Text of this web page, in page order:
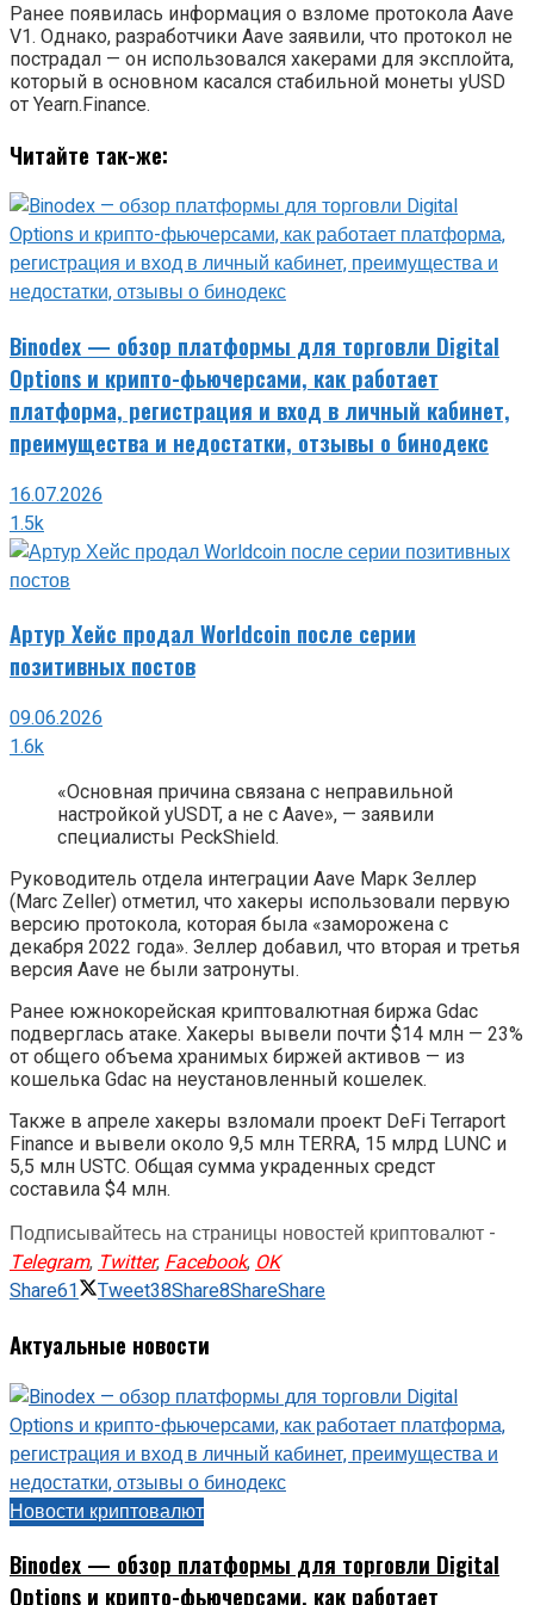
Ранее появилась информация о взломе протокола Aave
V1. Однако, разработчики Aave заявили, что протокол не
пострадал — он использовался хакерами для эксплойта,
который в основном касался стабильной монеты yUSD
от Yearn.Finance.
Читайте так-же:
Binodex — обзор платформы для торговли Digital
Options и крипто-фьючерсами, как работает
платформа, регистрация и вход в личный кабинет,
преимущества и недостатки, отзывы о бинодекс
16.07.2026
1.5k
Артур Хейс продал Worldcoin после серии
позитивных постов
09.06.2026
1.6k
«Основная причина связана с неправильной
настройкой yUSDT, а не с Aave», — заявили
специалисты PeckShield.
Руководитель отдела интеграции Aave Марк Зеллер
(Marc Zeller) отметил, что хакеры использовали первую
версию протокола, которая была «заморожена с
декабря 2022 года». Зеллер добавил, что вторая и третья
версия Aave не были затронуты.
Ранее южнокорейская криптовалютная биржа Gdac
подверглась атаке. Хакеры вывели почти $14 млн — 23%
от общего объема хранимых биржей активов — из
кошелька Gdac на неустановленный кошелек.
Также в апреле хакеры взломали проект DeFi Terraport
Finance и вывели около 9,5 млн TERRA, 15 млрд LUNC и
5,5 млн USTC. Общая сумма украденных средст
составила $4 млн.
Подписывайтесь на страницы новостей криптовалют -
Telegram,Twitter,Facebook,OK
Share61 Tweet38Share8ShareShare
Актуальные новости
Новости криптовалют
Binodex — обзор платформы для торговли Digital
Options и крипто-фьючерсами, как работает